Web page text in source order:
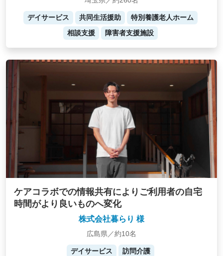
デイサービス 共同生活援助
特別養護老人ホーム
相談支援
障害者支援施設
ケアコラボでの情報共有によりご利用者の自宅
時間がより良いものへ変化
株式会社暮らり 様
広島県／約10名
デイサービス 訪問介護